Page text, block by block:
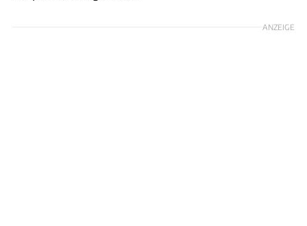
ANZEIGE